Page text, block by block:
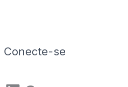
Conecte-se